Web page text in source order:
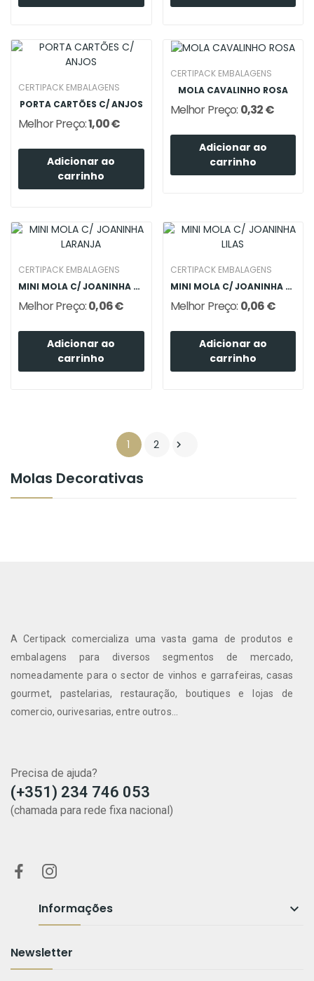
Molas Decorativas
CERTIPACK EMBALAGENS
PORTA CARTÕES C/ ANJOS
Melhor Preço:1,00 €
Adicionar ao
carrinho
CERTIPACK EMBALAGENS
MOLA CAVALINHO ROSA
Melhor Preço: 0,32 €
Adicionar ao
carrinho
CERTIPACK EMBALAGENS
MINI MOLA C/ JOANINHA LARANJA
Melhor Preço:0,06 €
Adicionar ao
carrinho
CERTIPACK EMBALAGENS
MINI MOLA C/ JOANINHA LILAS
Melhor Preço: 0,06 €
Adicionar ao
carrinho
1 2 
A Certipack comercializa uma vasta gama de produtos e
embalagens para diversos segmentos de mercado,
nomeadamente para o sector de vinhos e garrafeiras, casas
gourmet, pastelarias, restauração, boutiques e lojas de
comercio, ourivesarias, entre outros...
Precisa de ajuda?
(+351) 234 746 053
(chamada para rede fixa nacional)
Informações 
Newsletter